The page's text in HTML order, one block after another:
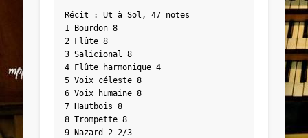
Récit : Ut à Sol, 47 notes
1 Bourdon 8
2 Flûte 8
3 Salicional 8
4 Flûte harmonique 4
5 Voix céleste 8
6 Voix humaine 8
7 Hautbois 8
8 Trompette 8
9 Nazard 2 2/3